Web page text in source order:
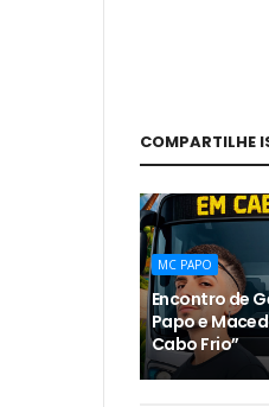
COMPARTILHE
MC PAPO
Encontro de
Papo e
Cabo Frio”